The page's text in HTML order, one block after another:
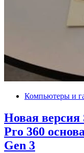
Компьютеры и
Новая версия
Pro 360
Gen 3